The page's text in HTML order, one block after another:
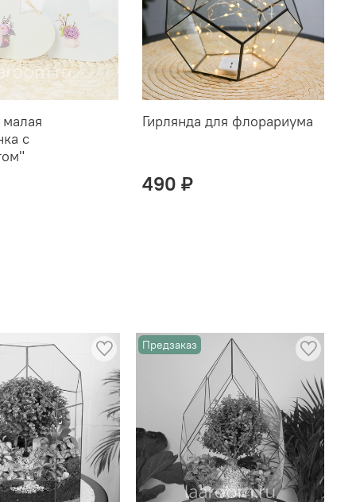
с
Гирлянда для флорариума
490 ₽
Предзаказ